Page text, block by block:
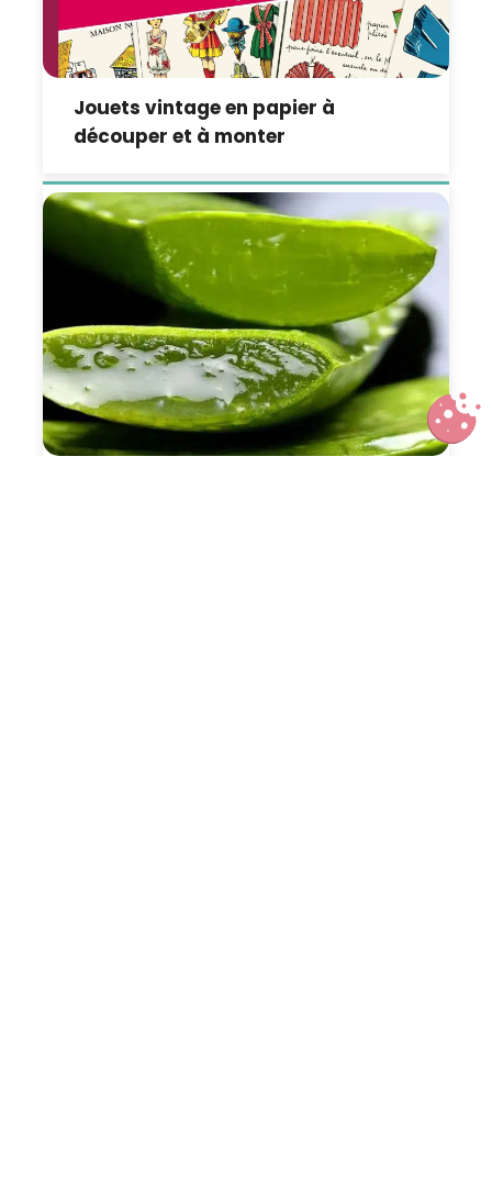
Jouets vintage en papier à
découper et à monter